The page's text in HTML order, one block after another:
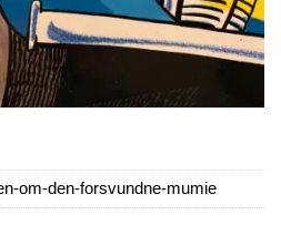
om-den-forsvundne-mumie